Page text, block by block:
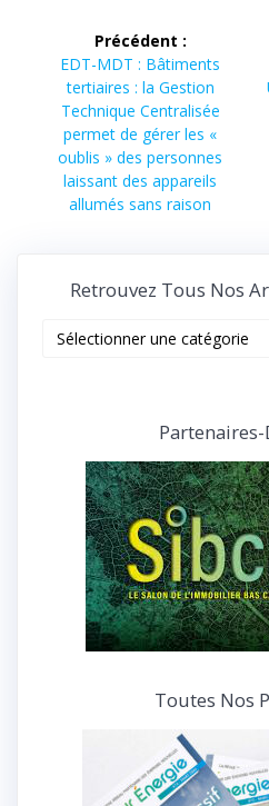
Navigation
de
l’article
Précédent :
Article
précédent :
EDT-MDT : Bâtiments
tertiaires : la Gestion
Technique Centralisée
permet de gérer les «
oublis » des personnes
laissant des appareils
allumés sans raison
Retrouvez Tous Nos
Toutes Nos